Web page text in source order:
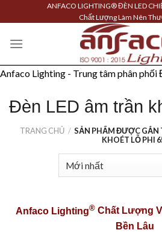
to
content
ANFACO LIGHTING® ĐÈN LED
Chất Lượng Làm Nên
Anfaco Lighting - Trung tâm phân phối
Đèn LED âm trần
TRANG CHỦ / SẢN PHẨM ĐƯỢC GẮN
KHOÉT LỖ PHI
Anfaco Lighting® Chất Lượng
Bền Lâu